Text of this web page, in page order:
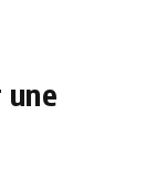
une